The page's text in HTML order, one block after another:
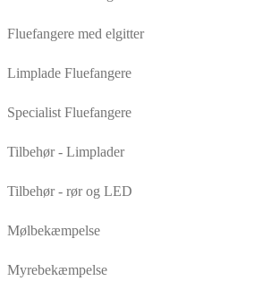
Fluefangere med elgitter
Limplade Fluefangere
Specialist Fluefangere
Tilbehør - Limplader
Tilbehør - rør og LED
Mølbekæmpelse
Myrebekæmpelse